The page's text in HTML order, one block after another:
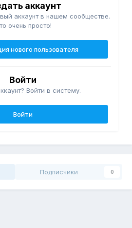
аккаунт
аккаунт в нашем сообществе.
очень просто!
нового пользователя
Войти
Войти в систему.
Войти
Подписчики 0